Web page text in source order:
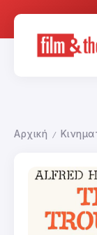
Αρχική /